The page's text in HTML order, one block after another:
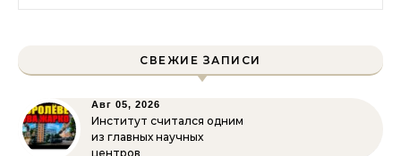
СВЕЖИЕ ЗАПИСИ
Авг 05, 2026
Институт считался одним
из главных научных
центров